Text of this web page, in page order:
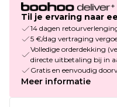
Til je ervaring naar
14 dagen
5 €/dag vertraging
Volledige orderdekking
directe uitbetaling bij in
Gratis en eenvoudig
Meer informatie